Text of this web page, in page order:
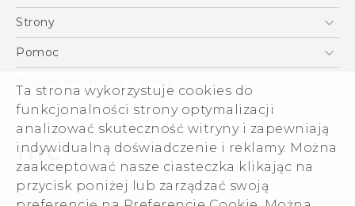
Ta strona wykorzystuje cookies do
funkcjonalności strony optymalizacji
analizować skuteczność witryny i zapewniają
indywidualną doświadczenie i reklamy. Można
zaakceptować nasze ciasteczka klikając na
przycisk poniżej lub zarządzać swoją
Instrukcje bezpieczeństwa i regulacje prawne
Smartfony
VIVE
Akcesoria
Strony
HTC Vive
Pomoc
Pomoc E-commerce
Ogólne informacje o firmie
ESG
Informacje o firmie
Dla inwestorów (angielski)
Cookie Preferences
© 2011-2026 HTC Corporation